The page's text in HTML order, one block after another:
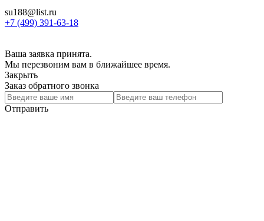
su188@list.ru
+7 (499) 391-63-18
Ваша заявка принята.
Мы перезвоним вам в ближайшее время.
Закрыть
Заказ обратного звонка
Отправить